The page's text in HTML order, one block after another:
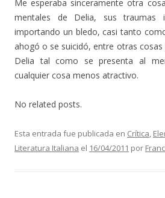
Me esperaba sinceramente otra
mentales de Delia, sus traumas
importando un bledo, casi tanto
ahogó o se suicidó, entre otras
Delia tal como se presenta al
cualquier cosa menos atractivo.
No related posts.
Esta entrada fue publicada en Crítica,
Literatura Italiana el 16/04/2011 por